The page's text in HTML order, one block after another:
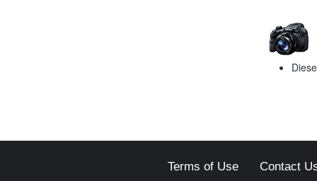
Terms of Use Contact